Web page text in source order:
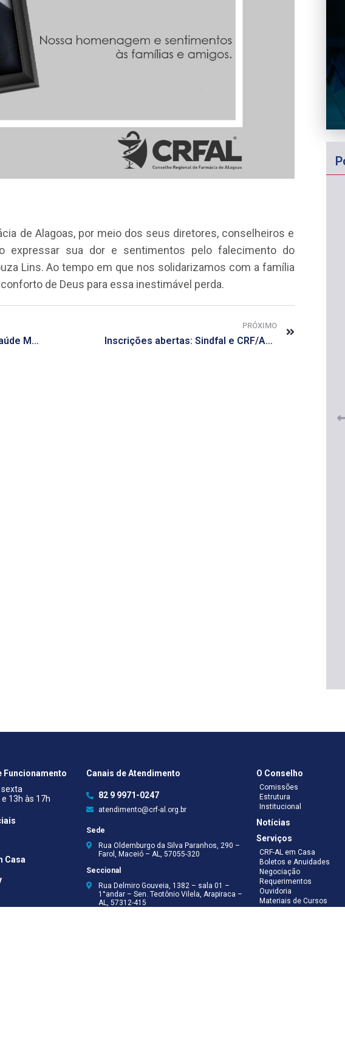
de Alagoas, por meio dos seus diretores, conselheiros e
expressar sua dor e sentimentos pelo falecimento do
Lins. Ao tempo em que nos solidarizamos com a família
de Deus para essa inestimável perda.
Setembro Amarelo: GT de Saúde Mental realiza Simpósio para discutir temas da saúde mental
PRÓXIMO
Inscrições abertas: Sindfal e CRF/AL promovem II Congresso Alagoano de Farmácia
importância do
Funcionamento
13h às 17h
Casa
Canais de Atendimento
82 9 9971-0247
atendimento@crf-al.org.br
Sede
Rua Oldemburgo da Silva Paranhos, 290 –
Farol, Maceió – AL, 57055-320
Seccional
Rua Delmiro Gouveia, 1382 – sala 01 –
1°andar – Sen. Teotônio Vilela, Arapiraca –
AL, 57312-415
O Conselho
Comissões
Estrutura
Institucional
Notícias
Serviços
CRF-AL em Casa
Boletos e Anuidades
Negociação
Requerimentos
Ouvidoria
Materiais de Cursos